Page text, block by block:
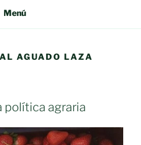
Menú
AGUADO LAZA
política agraria